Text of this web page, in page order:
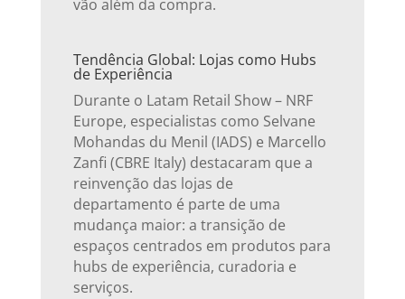
vão além da compra.
Tendência Global: Lojas como Hubs
de Experiência
Durante o Latam Retail Show – NRF
Europe, especialistas como Selvane
Mohandas du Menil (IADS) e Marcello
Zanfi (CBRE Italy) destacaram que a
reinvenção das lojas de
departamento é parte de uma
mudança maior: a transição de
espaços centrados em produtos para
hubs de experiência, curadoria e
serviços.